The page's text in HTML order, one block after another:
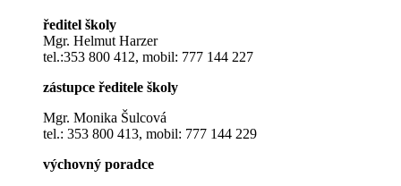
ředitel školy
Mgr. Helmut Harzer
tel.:353 800 412, mobil: 777 144 227
zástupce ředitele školy
Mgr. Monika Šulcová
tel.: 353 800 413, mobil: 777 144 229
výchovný poradce